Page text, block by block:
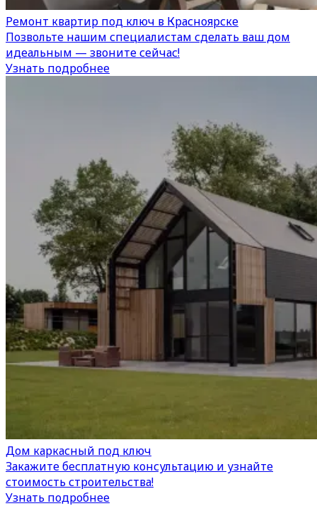
Ремонт квартир под ключ в Красноярске
Позвольте нашим специалистам сделать ваш дом
идеальным — звоните сейчас!
Узнать подробнее
Дом каркасный под ключ
Закажите бесплатную консультацию и узнайте
стоимость строительства!
Узнать подробнее